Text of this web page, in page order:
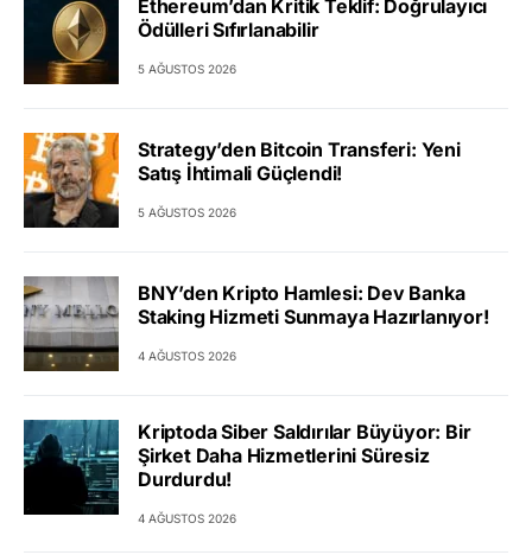
Ethereum’dan Kritik Teklif: Doğrulayıcı
Ödülleri Sıfırlanabilir
5 AĞUSTOS 2026
Strategy’den Bitcoin Transferi: Yeni
Satış İhtimali Güçlendi!
5 AĞUSTOS 2026
BNY’den Kripto Hamlesi: Dev Banka
Staking Hizmeti Sunmaya Hazırlanıyor!
4 AĞUSTOS 2026
Kriptoda Siber Saldırılar Büyüyor: Bir
Şirket Daha Hizmetlerini Süresiz
Durdurdu!
4 AĞUSTOS 2026